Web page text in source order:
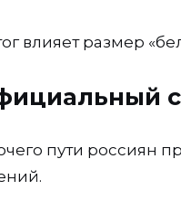
влияет размер
пути россиян